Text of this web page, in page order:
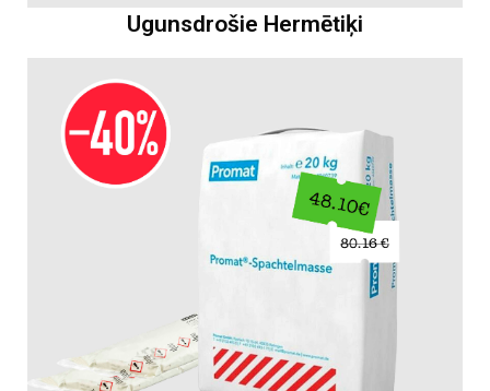
Ugunsdrošie Hermētiķi